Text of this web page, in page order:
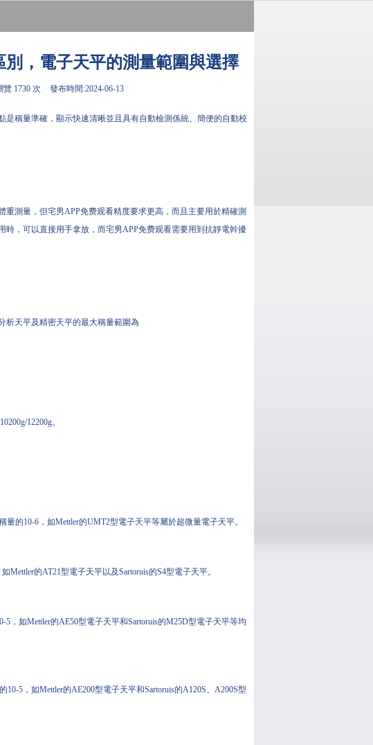
，電子天平的測量範圍與選擇
覽 1730 次 發布時間:2024-06-13
稱量準確，顯示快速清晰並且具有自動檢測係統、簡便的自動校
測量，但宅男APP免费观看精度要求更高，而且主要用於精確測
，可以直接用手拿放，而宅男APP免费观看需要用到抗靜電幹擾
析天平及精密天平的最大稱量範圍為
12200g。
的10-6，如Mettler的UMT2型電子天平等屬於超微量電子天平。
的AT21型電子天平以及Sartoruis的S4型電子天平。
，如Mettler的AE50型電子天平和Sartoruis的M25D型電子天平等均
5，如Mettler的AE200型電子天平和Sartoruis的A120S、A200S型